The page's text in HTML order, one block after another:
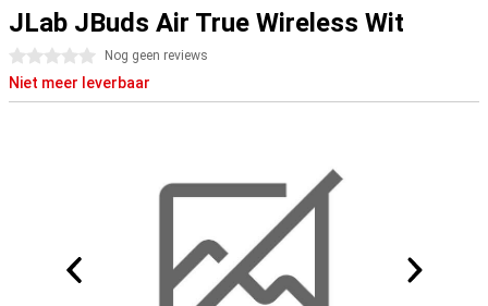
JLab JBuds Air True Wireless Wit
0 sterren Nog geen reviews
Niet meer leverbaar